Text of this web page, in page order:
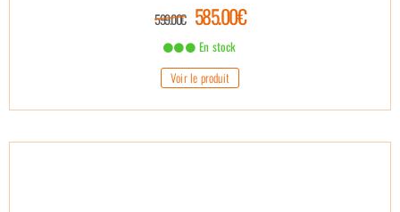
599.00€ 585.00€
En stock
Voir le produit